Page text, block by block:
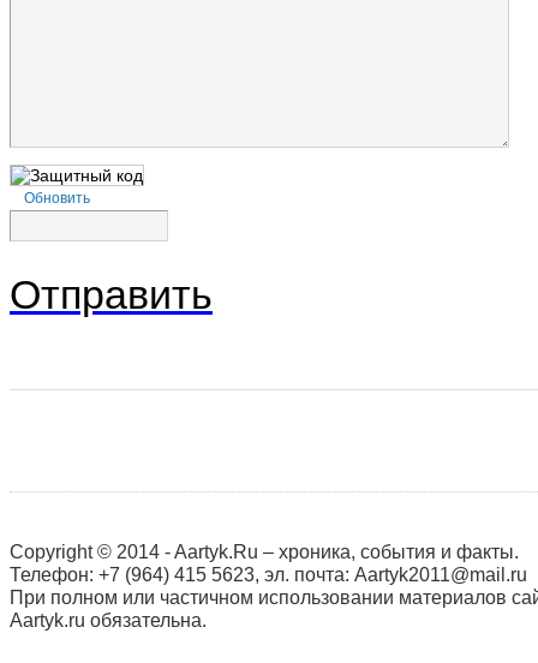
Обновить
Отправить
Copyright © 2014 - Aartyk.Ru – хроника, события и факты.
Телефон: +7 (964) 415 5623, эл. почта: Aartyk2011@mail.ru
При полном или частичном использовании материалов
Aartyk.ru oбязательна.